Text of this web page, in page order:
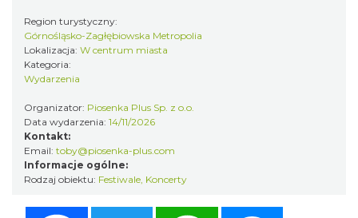
Myslovitz - Sentymentalny powrót do lat
Katowice
1.34 km
Region turystyczny:
Górnośląsko-Zagłębiowska Metropolia
Lokalizacja: W centrum miasta
Kategoria:
Wydarzenia
Organizator: Piosenka Plus Sp. z o.o.
Data wydarzenia: 14/11/2026
Kontakt:
Email: toby@piosenka-plus.com
Informacje ogólne:
Rodzaj obiektu: Festiwale Koncerty
Twitter